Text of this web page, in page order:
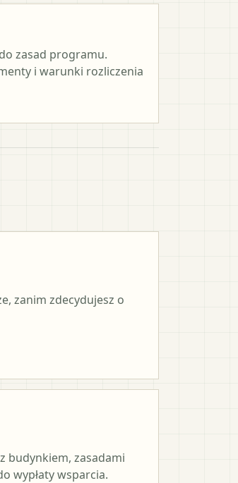
zasad programu.
i warunki rozliczenia
zanim zdecydujesz o
budynkiem, zasadami
wypłaty wsparcia.